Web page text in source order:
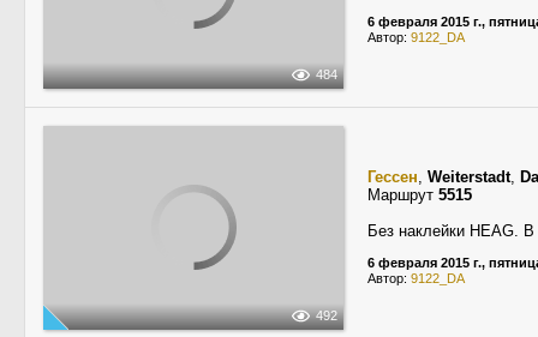
484
6 февраля 2015 г.,
Автор: 9122_DA
492
Гессен, Weiterstadt,
Маршрут 5515
Без наклейки HEAG.
6 февраля 2015 г.,
Автор: 9122_DA